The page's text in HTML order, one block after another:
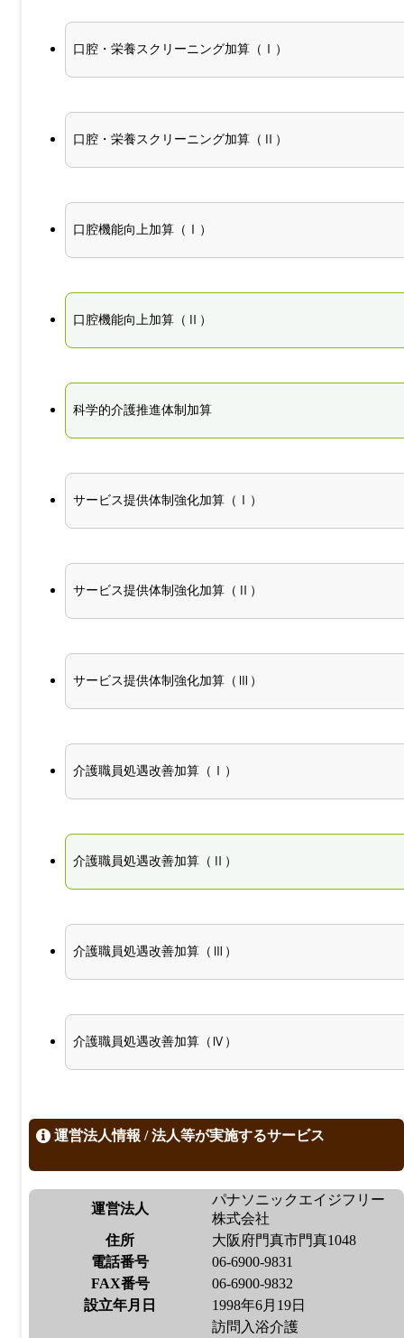
口腔・栄養スクリーニング加算（Ⅰ）
口腔・栄養スクリーニング加算（Ⅱ）
口腔機能向上加算（Ⅰ）
口腔機能向上加算（Ⅱ）
科学的介護推進体制加算
サービス提供体制強化加算（Ⅰ）
サービス提供体制強化加算（Ⅱ）
サービス提供体制強化加算（Ⅲ）
介護職員処遇改善加算（Ⅰ）
介護職員処遇改善加算（Ⅱ）
介護職員処遇改善加算（Ⅲ）
介護職員処遇改善加算（Ⅳ）
運営法人情報 / 法人等が実施するサービス
運営法人
パナソニックエイジフリー
株式会社
住所
大阪府門真市門真1048
電話番号
06-6900-9831
FAX番号
06-6900-9832
設立年月日
1998年6月19日
訪問入浴介護